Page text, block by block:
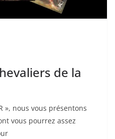
de la
», nous vous présentons
vous pourrez assez